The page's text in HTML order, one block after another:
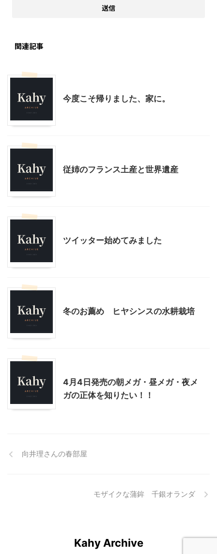
関連記事
今度こそ帰りました、家に。
従姉のフランス土産と世界遺産
ツイッター始めてみました
冬のお薦め ヒヤシンスの水耕栽培
4月4日発売の朝メガ・昼メガ・夜メ
ガの正体を知りたい！！
向井理さんの春部屋
モザイクな蒲鉾 千銀オランダ
Kahy Archive